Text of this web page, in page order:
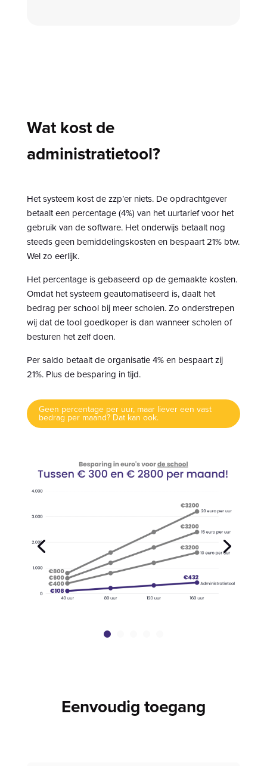
Wat kost de
administratietool?
Het systeem kost de zzp’er niets. De opdrachtgever
betaalt een percentage (4%) van het uurtarief voor het
gebruik van de software. Het onderwijs betaalt nog
steeds geen bemiddelingskosten en bespaart 21% btw.
Wel zo eerlijk.
Het percentage is gebaseerd op de gemaakte kosten.
Omdat het systeem geautomatiseerd is, daalt het
bedrag per school bij meer scholen. Zo onderstrepen
wij dat de tool goedkoper is dan wanneer scholen of
besturen het zelf doen.
Per saldo betaalt de organisatie 4% en bespaart zij
21%. Plus de besparing in tijd.
Geen percentage per uur, maar liever een vast
bedrag per maand? Dat kan ook.
Eenvoudig toegang